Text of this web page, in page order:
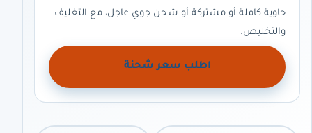
حاوية كاملة أو مشتركة أو شحن جوي عاجل، مع التغليف
والتخليص.
اطلب سعر شحنة